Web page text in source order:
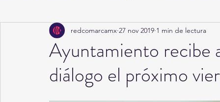
Deportes Salud Entretenimiento
Round Cero Columnistas CDMX
Ayuntamiento recibe
diálogo el próximo
redcomarcamx 27 nov 2019 1 min de lectura